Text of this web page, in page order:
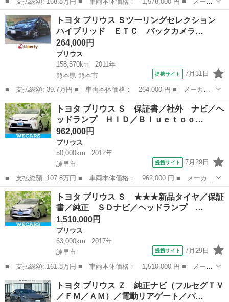
ー名： トヨタ ■ 車種名： プリウス ■ グレード名： Ａツーリ
ングセレクション ★★★新品タイヤ／純正 ９インチ ＳＤナビ／
トヨタセ...
長崎 諫早市 プリウス
トヨタ プリウス Ｓツーリングセレクション
ハイブリッド ＥＴＣ バックカメラ…
264,000円
プリウス
158,570km
2011年
熊本県 熊本市
提携サイト 7月31日
■ 支払総額: 39.7万円 ■ 車両本体価格： 264,000 円 ■ メーカー
名： トヨタ ■ 車種名： プリウス ■ グレード名： Ｓツーリン
グセレクション ハイブリッド ＥＴＣ バックカメラ ナビ オー
トライト Ｌ...
熊本 熊本市 プリウス
トヨタ プリウス Ｓ 保証書／社外 ナビ／ヘ
ッドランプ ＨＩＤ／Ｂｌｕｅｔｏｏ…
962,000円
プリウス
50,000km
2012年
諫早市
提携サイト 7月29日
■ 支払総額: 107.8万円 ■ 車両本体価格： 962,000 円 ■ メーカー
名： トヨタ ■ 車種名： プリウス ■ グレード名： Ｓ 保証書
／社外 ナビ／ヘッドランプ ＨＩＤ／Ｂｌｕｅｔｏｏｔｈ接続／Ｅ
ＴＣ／ＥＢ...
長崎 諫早市 プリウス
トヨタ プリウス Ｓ ★★★新品タイヤ／保証
書／純正 ＳＤナビ／ヘッドランプ …
1,510,000円
プリウス
63,000km
2017年
諫早市
提携サイト 7月29日
■ 支払総額: 161.8万円 ■ 車両本体価格： 1,510,000 円 ■ メーカ
ー名： トヨタ ■ 車種名： プリウス ■ グレード名： Ｓ
★★★新品タイヤ／保証書／純正 ＳＤナビ／ヘッドランプ ＬＥＤ
／Ｂｌｕｅｔ...
長崎 諫早市 プリウス
トヨタ プリウス Ｚ 純正ナビ（フルセグＴＶ
／ＦＭ／ＡＭ）／電動リアゲート／パ…